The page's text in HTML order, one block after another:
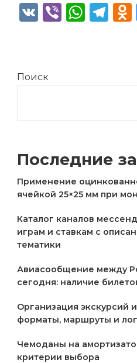
VK Viber
Поиск
Последние
Применение
ячейкой 25×25 мм при
Каталог каналов
играм и ставкам с
тематики
Авиасообщение между
сегодня: наличие
Организация экскурсий
форматы, маршруты и
Чемоданы на
критерии выбора